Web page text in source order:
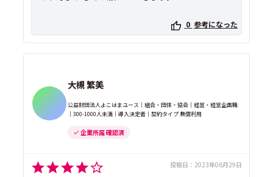
0 参考になった
大槻 繁美
公益財団法人よこはまユース｜組合・団体・協会｜経営・経営企画職
｜300-1000人未満｜導入決定者｜契約タイプ 無償利用
企業所属 確認済
投稿日： 2023年06月29日